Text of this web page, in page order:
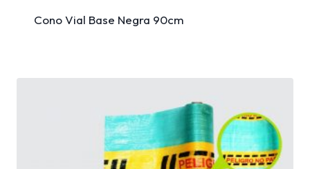
Cono Vial Base Negra 90cm